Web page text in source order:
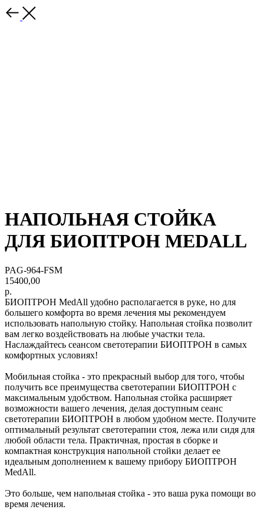
НАПОЛЬНАЯ СТОЙКА
ДЛЯ БИОПТРОН MEDALL
PAG-964-FSM
15400,00
р.
БИОПТРОН MedAll удобно располагается в руке, но для
большего комфорта во время лечения мы рекомендуем
использовать напольную стойку. Напольная стойка позволит
вам легко воздействовать на любые участки тела.
Наслаждайтесь сеансом светотерапии БИОПТРОН в самых
комфортных условиях!
Мобильная стойка - это прекрасный выбор для того, чтобы
получить все преимущества светотерапии БИОПТРОН с
максимальным удобством. Напольная стойка расширяет
возможности вашего лечения, делая доступным сеанс
светотерапии БИОПТРОН в любом удобном месте. Получите
оптимальный результат светотерапии стоя, лежа или сидя для
любой области тела. Практичная, простая в сборке и
компактная конструкция напольной стойки делает ее
идеальным дополнением к вашему прибору БИОПТРОН
MedAll.
Это больше, чем напольная стойка - это ваша рука помощи во
время лечения.